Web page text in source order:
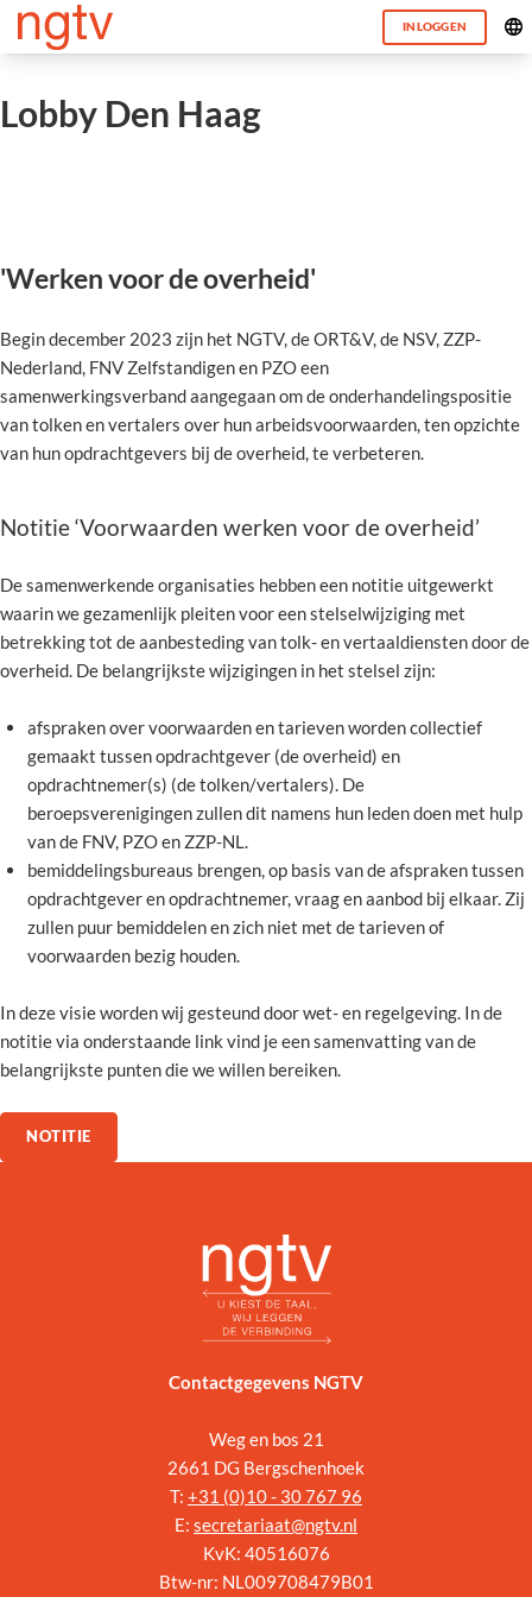
INLOGGEN
Lobby Den Haag
'Werken voor de overheid'
Begin december 2023 zijn het NGTV, de ORT&V, de NSV, ZZP-
Nederland, FNV Zelfstandigen en PZO een
samenwerkingsverband aangegaan om de onderhandelingspositie
van tolken en vertalers over hun arbeidsvoorwaarden, ten opzichte
van hun opdrachtgevers bij de overheid, te verbeteren.
Notitie ‘Voorwaarden werken voor de overheid’
De samenwerkende organisaties hebben een notitie uitgewerkt
waarin we gezamenlijk pleiten voor een stelselwijziging met
betrekking tot de aanbesteding van tolk- en vertaaldiensten door de
overheid. De belangrijkste wijzigingen in het stelsel zijn:
afspraken over voorwaarden en tarieven worden collectief
gemaakt tussen opdrachtgever (de overheid) en
opdrachtnemer(s) (de tolken/vertalers). De
beroepsverenigingen zullen dit namens hun leden doen met hulp
van de FNV, PZO en ZZP-NL.
bemiddelingsbureaus brengen, op basis van de afspraken tussen
opdrachtgever en opdrachtnemer, vraag en aanbod bij elkaar. Zij
zullen puur bemiddelen en zich niet met de tarieven of
voorwaarden bezig houden.
In deze visie worden wij gesteund door wet- en regelgeving. In de
notitie via onderstaande link vind je een samenvatting van de
belangrijkste punten die we willen bereiken.
NOTITIE
Contactgegevens NGTV
Weg en bos 21
2661 DG Bergschenhoek
T: +31 (0)10 - 30 767 96
E: secretariaat@ngtv.nl
KvK: 40516076
Btw-nr: NL009708479B01